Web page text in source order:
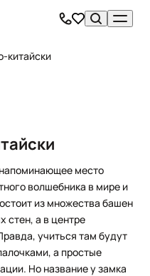
китайски
место
волшебника в мире и
из множества башен
стен, а в центре
учиться там будут
а простые
Но название у замка